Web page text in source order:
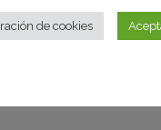
de cookies